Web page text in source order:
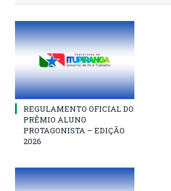
REGULAMENTO OFICIAL DO
PRÊMIO ALUNO
PROTAGONISTA – EDIÇÃO
2026